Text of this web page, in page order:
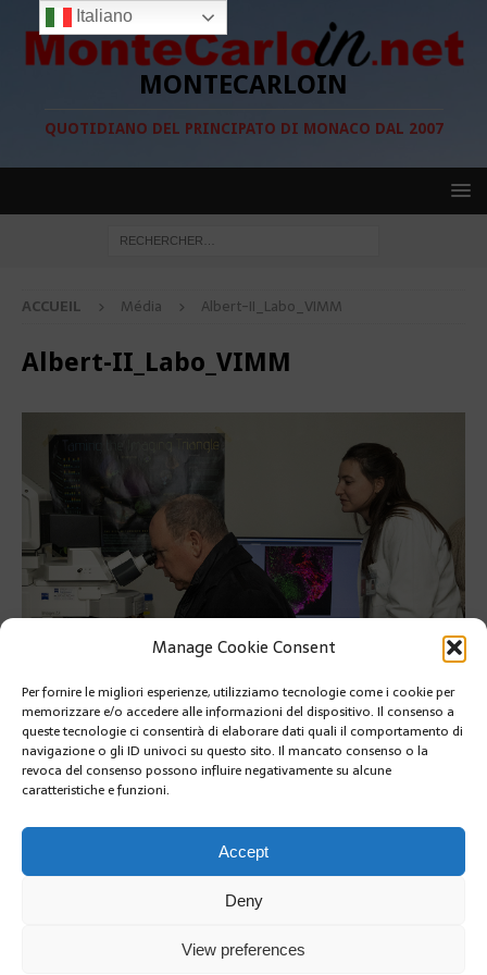
Manage Cookie Consent
Per fornire le migliori esperienze, utilizziamo tecnologie come i cookie per
memorizzare e/o accedere alle informazioni del dispositivo. Il consenso a
queste tecnologie ci consentirà di elaborare dati quali il comportamento di
navigazione o gli ID univoci su questo sito. Il mancato consenso o la
revoca del consenso possono influire negativamente su alcune
caratteristiche e funzioni.
Accept
Deny
View preferences
MONTECARLOIN
QUOTIDIANO DEL PRINCIPATO DI MONACO DAL 2007
ACCUEIL Média Albert-II_Labo_VIMM
Albert-II_Labo_VIMM
Il Principe Alberto II di Monaco in visita alla Fondazione di ricerca
molecolare VIMM a Padova
Italiano